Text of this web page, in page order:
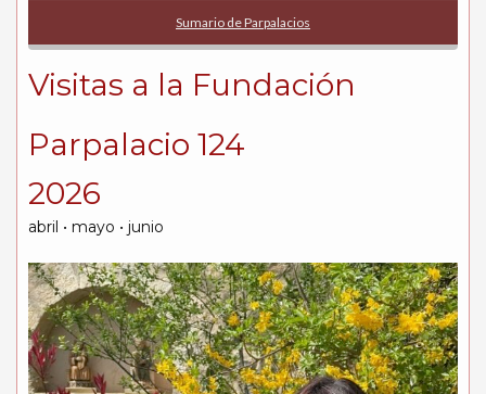
Sumario de Parpalacios
Visitas a la Fundación
Parpalacio 124
2026
abril • mayo • junio